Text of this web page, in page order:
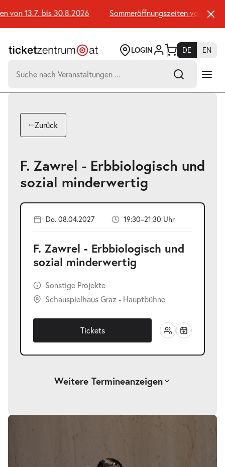
Seiteninhalt
springen
von 13.7. bis 30.8.2026 Sommeröffnungszeiten von 13.7.
LOGIN DE
EN
nach:
Suchtreffer:
Zurück
F. Zawrel - Erbbiologisch und
sozial minderwertig
Do. 08.04.2027 19:30–21:30 Uhr
F. Zawrel - Erbbiologisch und
sozial minderwertig
Sonstige Projekte
Schauspielhaus Graz - Hauptbühne
Tickets
Weitere Termineanzeigen
F. Zawrel - Erbbiologisch und sozial
10:30–12:30 Uhr